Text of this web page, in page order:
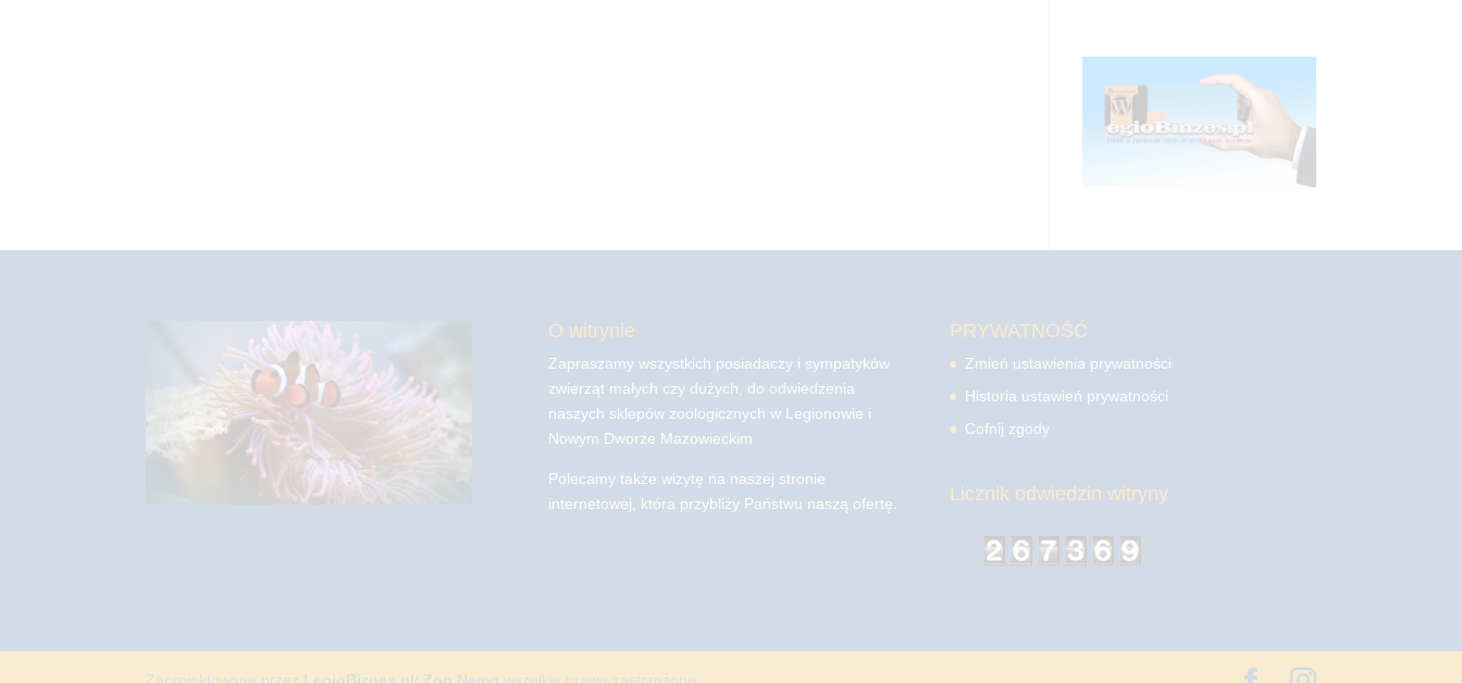
O witrynie
Zapraszamy wszystkich posiadaczy i sympatyków
zwierząt małych czy dużych, do odwiedzenia
naszych sklepów zoologicznych w Legionowie i
Nowym Dworze Mazowieckim
Polecamy także wizytę na naszej stronie
internetowej, która przybliży Państwu naszą ofertę.
PRYWATNOŚĆ
Zmień ustawienia prywatności
Historia ustawień prywatności
Cofnij zgody
Licznik odwiedzin witryny